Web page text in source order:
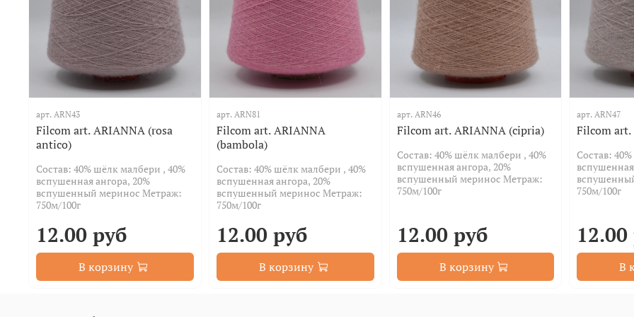
арт. ARN43
Filcom art. ARIANNA (rosa
antico)
Состав: 40% шёлк малбери , 40%
вспушенная ангора, 20%
вспушенный меринос Метраж:
750м/100г
12.00 руб
В корзину
арт. ARN81
Filcom art. ARIANNA
(bambola)
Состав: 40% шёлк малбери , 40%
вспушенная ангора, 20%
вспушенный меринос Метраж:
750м/100г
12.00 руб
В корзину
арт. ARN46
Filcom art. ARIANNA (cipria)
Состав: 40% шёлк малбери , 40%
вспушенная ангора, 20%
вспушенный меринос Метраж:
750м/100г
12.00 руб
В корзину
арт.ARN47
Filcom art.
Состав:
750м/100г
В